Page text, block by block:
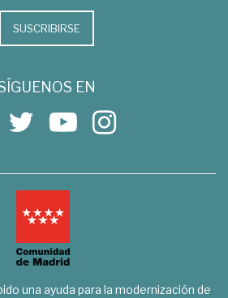
SUSCRIBIRSE
EN
una ayuda para la modernización de